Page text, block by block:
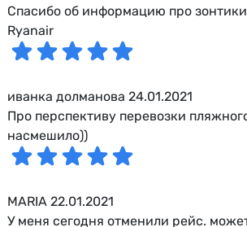
Спасибо об информацию про
Ryanair
иванка долманова 24.01.2021
Про перспективу перевозки
насмешило))
MARIA 22.01.2021
У меня сегодня отменили рейс.